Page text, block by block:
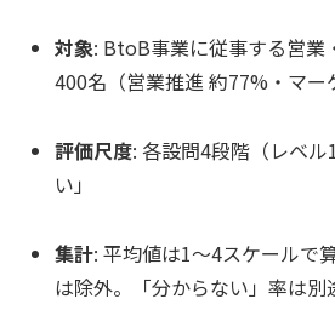
対象: BtoB事業に従事する営業
400名（営業推進 約77%・マー
評価尺度: 各設問4段階（レベ
い」
集計: 平均値は1〜4スケールで
は除外。「分からない」率は別